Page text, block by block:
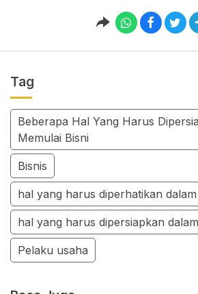
Tag
Beberapa Hal Yang Harus
Memulai Bisni
Bisnis
hal yang harus diperhatikan
hal yang harus dipersiapkan
Pelaku usaha